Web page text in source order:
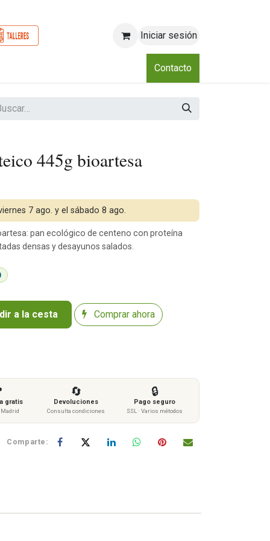
Iniciar sesión
Club
Contacto
445g bioartesa
a la cesta Comprar ahora
7 ago. y el sábado 8 ago.
pan ecológico de centeno con proteína
densas y desayunos salados.
gratis
🔄
Devoluciones
Consulta condiciones
🔒
Pago seguro
SSL · Varios métodos
Comparte: